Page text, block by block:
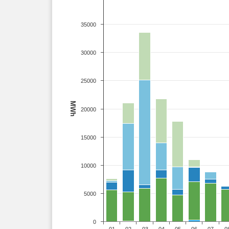
MWh
0
5000
10000
15000
20000
25000
30000
35000